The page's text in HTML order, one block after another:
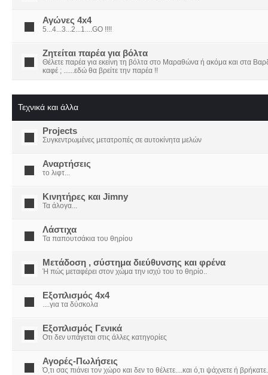
Αγώνες 4x4
5...4...3...2...1....GO !!!!
Ζητείται παρέα για βόλτα
Θέλετε παρέα για εκείνη τη βόλτα στο Μαραθώνα ή ακόμα και στα
καφέ ; ......εδώ θα βρείτε την παρέα !!
Τεχνικά και άλλα
Projects
Συγκεντρωμένες μετατροπές σε αυτοκίνητα μελών
Αναρτήσεις
το λιφτ...
Κινητήρες και Jimny
Τα άλογα...
Λάστιχα
Τα παπουτσάκια του θηρίου
Μετάδοση , σύστημα διεύθυνσης και φρένα
Ή πώς μεταφέρει στον χώμα την ισχύ του το θηρίο..
Εξοπλισμός 4x4
....για τα δύσκολα
Εξοπλισμός Γενικά
Οτι δεν υπάγεται στις άλλες κατηγορίες
Αγορές-Πωλήσεις
Ό,τι σας πιάνει τον χώρο και δεν το θέλετε....και ό,τι ψάχνετε ή